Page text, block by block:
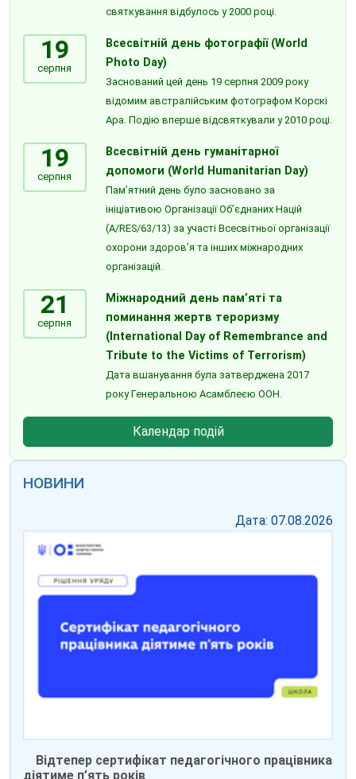
святкування відбулось у 2000 році.
19
серпня
Всесвітній день фотографії (World
Photo Day)
Заснований цей день 19 серпня 2009 року
відомим австралійським фотографом Корскі
Ара. Подію вперше відсвяткували у 2010 році.
19
серпня
Всесвітній день гуманітарної
допомоги (World Humanitarian Day)
Пам’ятний день було засновано за
ініціативою Організації Об’єднаних Націй
(A/RES/63/13) за участі Всесвітньої організації
охорони здоров’я та інших міжнародних
організацій.
21
серпня
Міжнародний день пам’яті та
поминання жертв тероризму
(International Day of Remembrance and
Tribute to the Victims of Terrorism)
Дата вшанування була затверджена 2017
року Генеральною Асамблеєю ООН.
Календар подій
НОВИНИ
Дата: 07.08.2026
Відтепер сертифікат педагогічного працівника
діятиме п’ять років